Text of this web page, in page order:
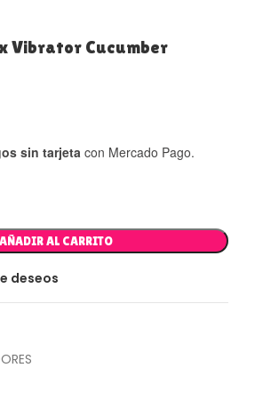
Vibrator Cucumber
sin tarjetacon Mercado Pago.
AÑADIR AL CARRITO
deseos